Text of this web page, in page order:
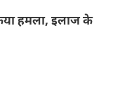
हमला, इलाज के